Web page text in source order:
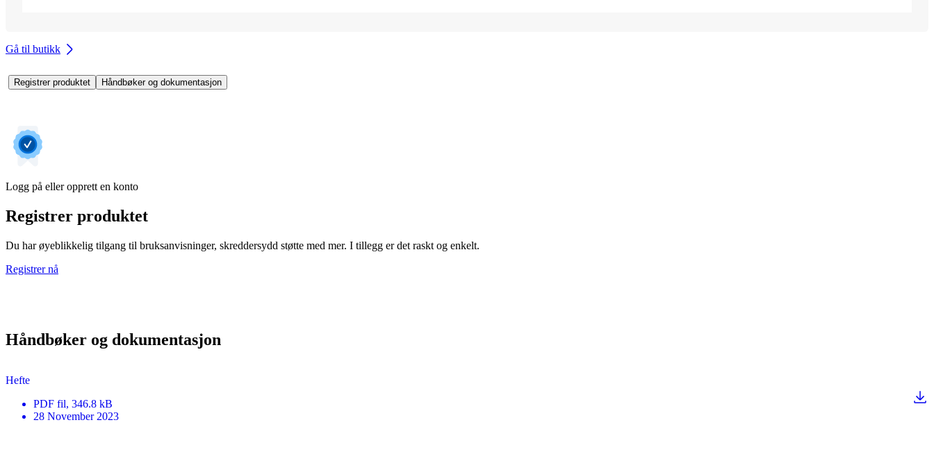
Gå til butikk
Registrer produktet Håndbøker og dokumentasjon
Logg på eller opprett en konto
Registrer produktet
Du har øyeblikkelig tilgang til bruksanvisninger, skreddersydd støtte med mer. I tillegg er det raskt og enkelt.
Registrer nå
Håndbøker og dokumentasjon
Hefte
PDF fil, 346.8 kB
28 November 2023